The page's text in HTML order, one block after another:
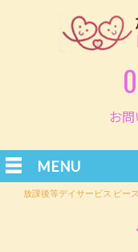
お
MENU
放課後等デイサービス ピー